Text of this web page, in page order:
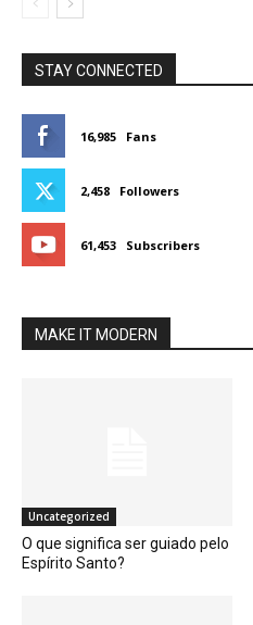
STAY CONNECTED
16,985 Fans
2,458 Followers
61,453 Subscribers
MAKE IT MODERN
Uncategorized
O que significa ser guiado pelo
Espírito Santo?